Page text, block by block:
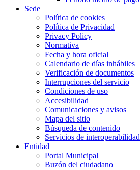
Sede
Política de cookies
Política de Privacidad
Privacy Policy
Normativa
Fecha y hora oficial
Calendario de días inhábiles
Verificación de documentos
Interrupciones del servicio
Condiciones de uso
Accesibilidad
Comunicaciones y avisos
Mapa del sitio
Búsqueda de contenido
Servicios de interoperabilidad
Entidad
Portal Municipal
Buzón del ciudadano